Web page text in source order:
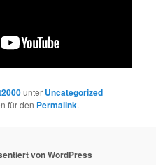
unter Uncategorized
für den Permalink.
von WordPress